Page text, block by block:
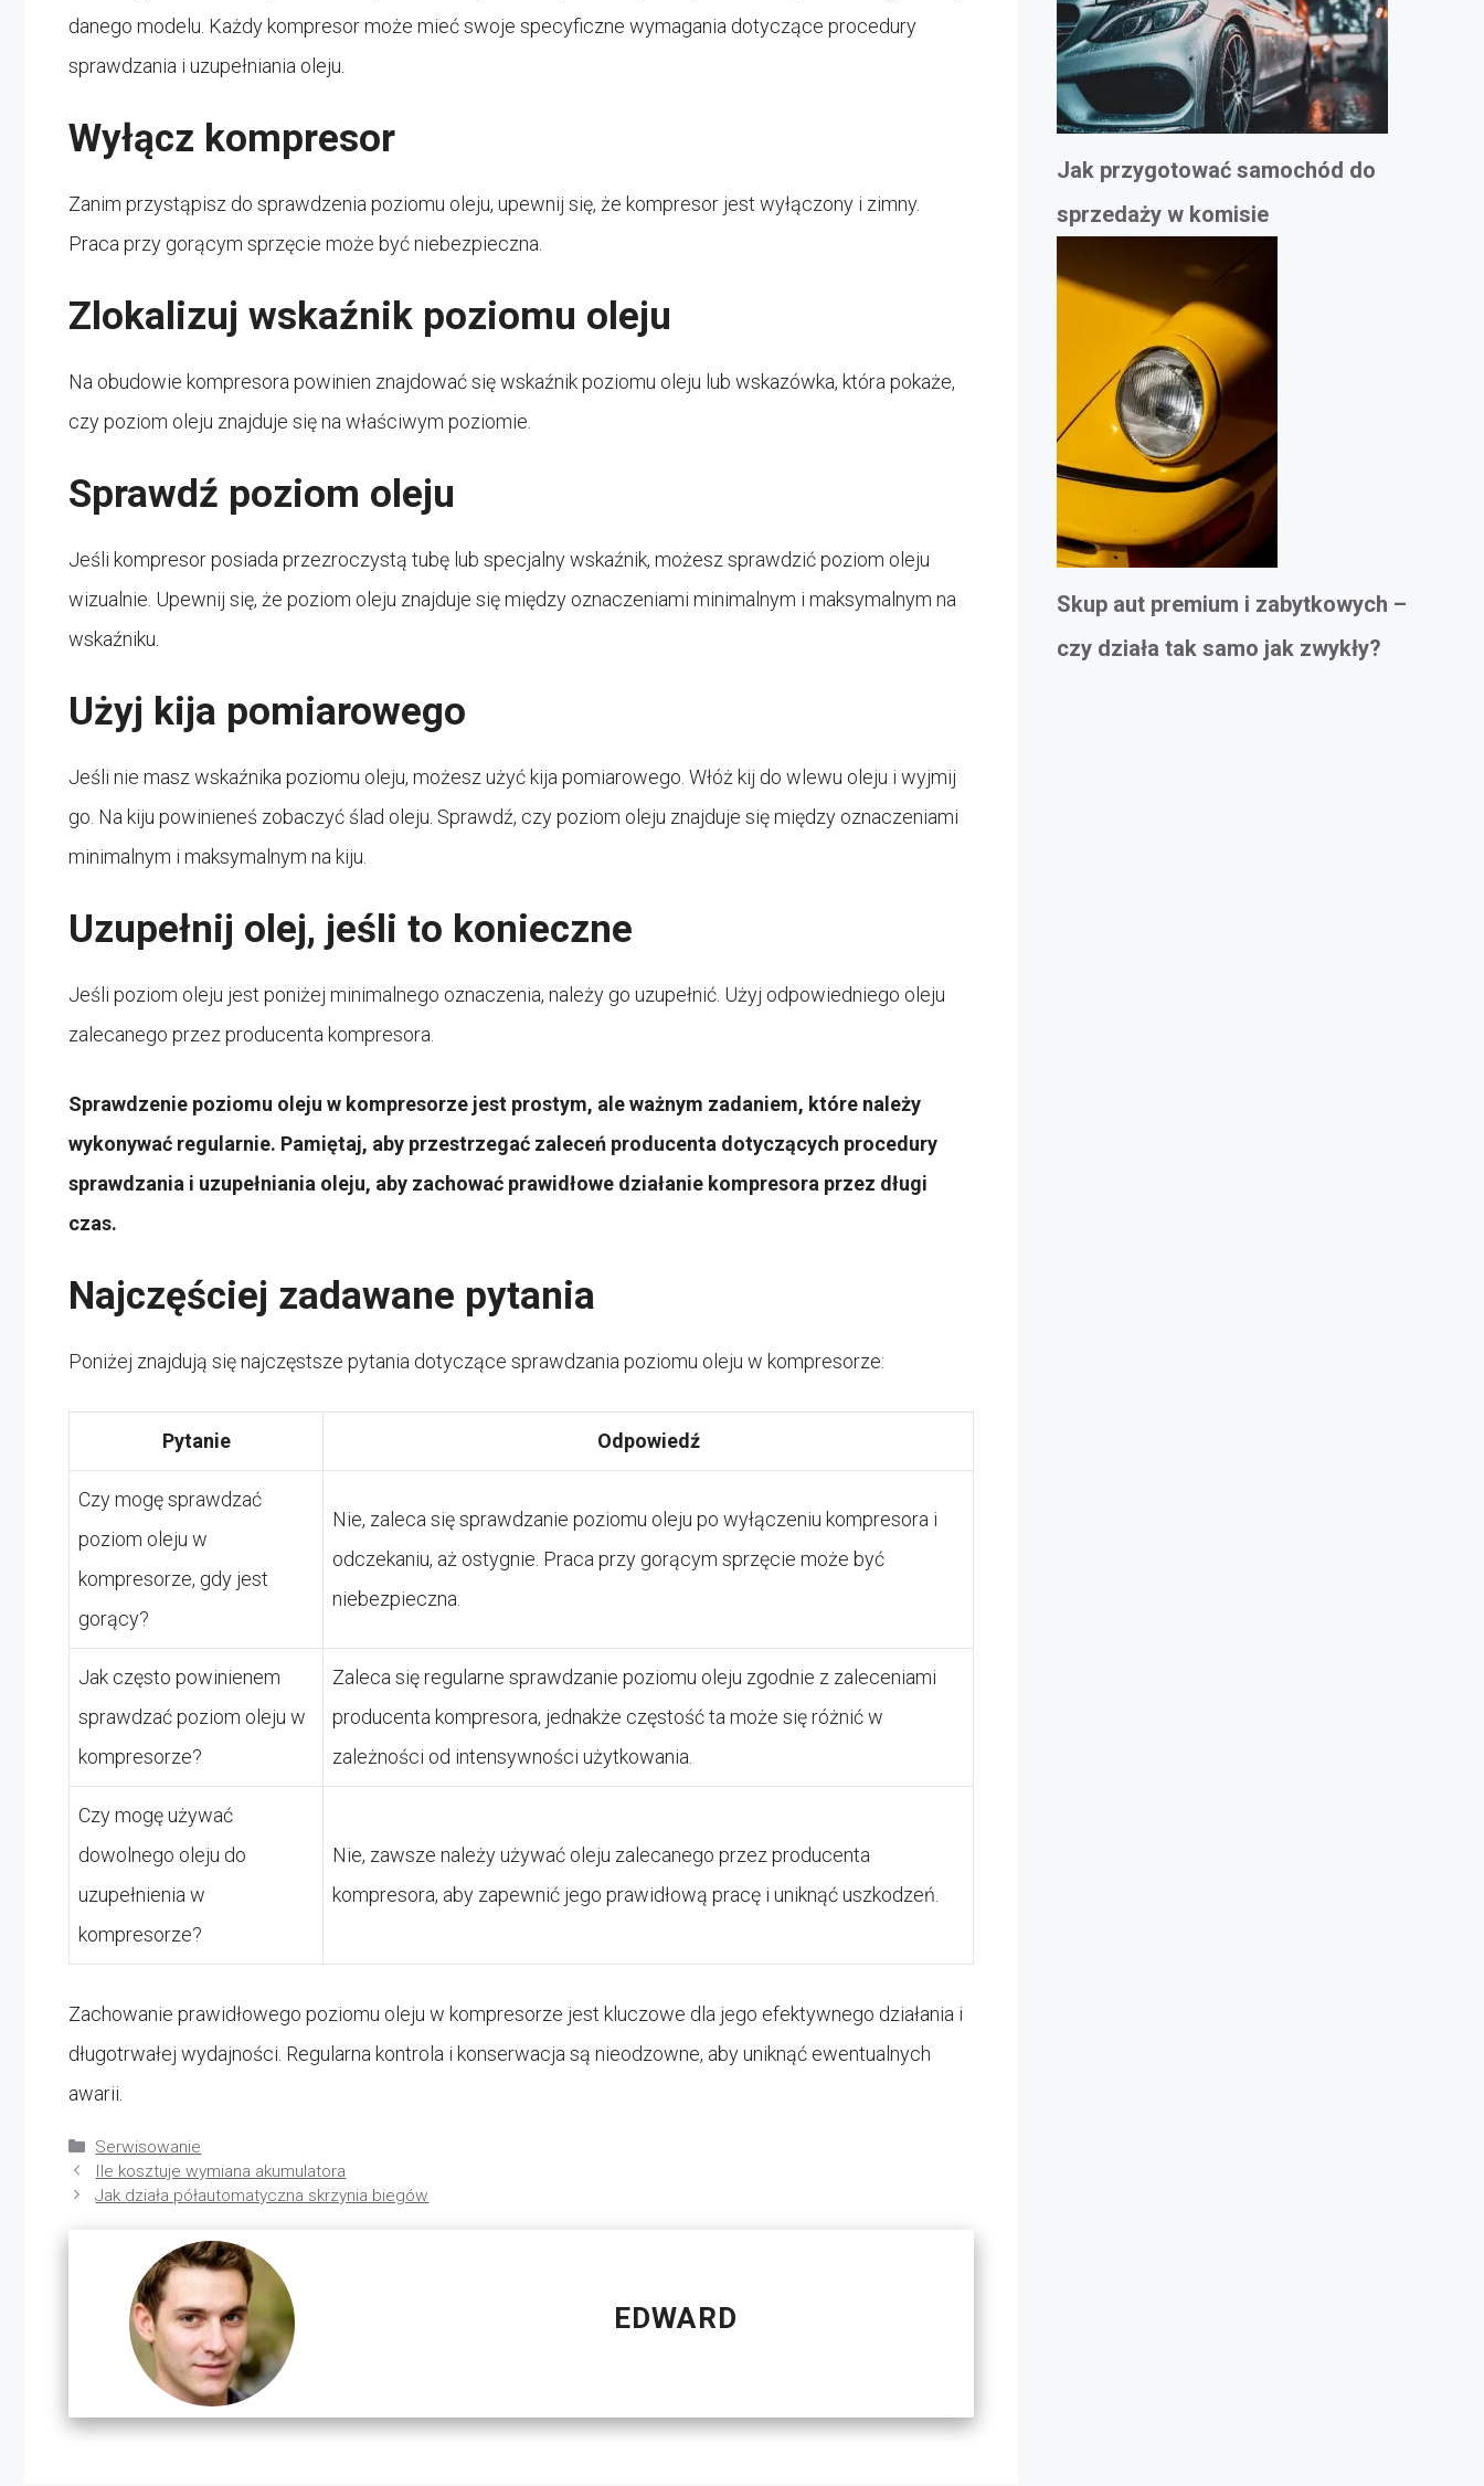
danego modelu. Każdy kompresor może mieć swoje specyficzne wymagania dotyczące procedury
sprawdzania i uzupełniania oleju.
Wyłącz kompresor
Zanim przystąpisz do sprawdzenia poziomu oleju, upewnij się, że kompresor jest wyłączony i zimny.
Praca przy gorącym sprzęcie może być niebezpieczna.
Zlokalizuj wskaźnik poziomu oleju
Na obudowie kompresora powinien znajdować się wskaźnik poziomu oleju lub wskazówka, która pokaże,
czy poziom oleju znajduje się na właściwym poziomie.
Sprawdź poziom oleju
Jeśli kompresor posiada przezroczystą tubę lub specjalny wskaźnik, możesz sprawdzić poziom oleju
wizualnie. Upewnij się, że poziom oleju znajduje się między oznaczeniami minimalnym i maksymalnym na
wskaźniku.
Użyj kija pomiarowego
Jeśli nie masz wskaźnika poziomu oleju, możesz użyć kija pomiarowego. Włóż kij do wlewu oleju i wyjmij
go. Na kiju powinieneś zobaczyć ślad oleju. Sprawdź, czy poziom oleju znajduje się między oznaczeniami
minimalnym i maksymalnym na kiju.
Uzupełnij olej, jeśli to konieczne
Jeśli poziom oleju jest poniżej minimalnego oznaczenia, należy go uzupełnić. Użyj odpowiedniego oleju
zalecanego przez producenta kompresora.
Sprawdzenie poziomu oleju w kompresorze jest prostym, ale ważnym zadaniem, które należy
wykonywać regularnie. Pamiętaj, aby przestrzegać zaleceń producenta dotyczących procedury
sprawdzania i uzupełniania oleju, aby zachować prawidłowe działanie kompresora przez długi
czas.
Najczęściej zadawane pytania
Poniżej znajdują się najczęstsze pytania dotyczące sprawdzania poziomu oleju w kompresorze:
Pytanie Odpowiedź
Czy mogę sprawdzać
poziom oleju w
kompresorze, gdy jest
gorący?
Nie, zaleca się sprawdzanie poziomu oleju po wyłączeniu kompresora i
odczekaniu, aż ostygnie. Praca przy gorącym sprzęcie może być
niebezpieczna.
Jak często powinienem
sprawdzać poziom oleju w
kompresorze?
Zaleca się regularne sprawdzanie poziomu oleju zgodnie z zaleceniami
producenta kompresora, jednakże częstość ta może się różnić w
zależności od intensywności użytkowania.
Czy mogę używać
dowolnego oleju do
uzupełnienia w
kompresorze?
Nie, zawsze należy używać oleju zalecanego przez producenta
kompresora, aby zapewnić jego prawidłową pracę i uniknąć uszkodzeń.
Zachowanie prawidłowego poziomu oleju w kompresorze jest kluczowe dla jego efektywnego działania i
długotrwałej wydajności. Regularna kontrola i konserwacja są nieodzowne, aby uniknąć ewentualnych
awarii.
Kategorie
Serwisowanie
Ile kosztuje wymiana akumulatora
Jak działa półautomatyczna skrzynia biegów
EDWARD
Jak przygotować samochód do
sprzedaży w komisie
Skup aut premium i zabytkowych –
czy działa tak samo jak zwykły?